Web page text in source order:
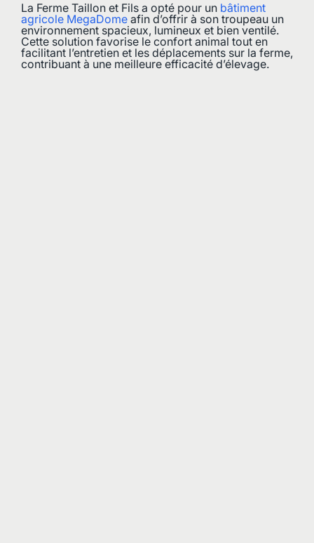
La Ferme Taillon et Fils a opté pour un bâtiment
agricole MegaDome afin d’offrir à son troupeau un
environnement spacieux, lumineux et bien ventilé.
Cette solution favorise le confort animal tout en
facilitant l’entretien et les déplacements sur la ferme,
contribuant à une meilleure efficacité d’élevage.